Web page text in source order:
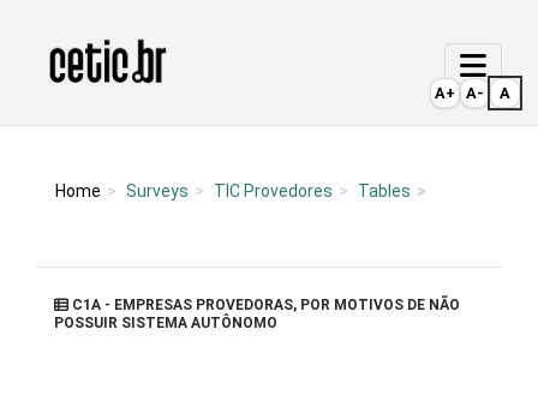
Página inicial
Home Surveys TIC Provedores Tables
C1A - EMPRESAS PROVEDORAS, POR MOTIVOS DE NÃO
POSSUIR SISTEMA AUTÔNOMO
A+ A- A